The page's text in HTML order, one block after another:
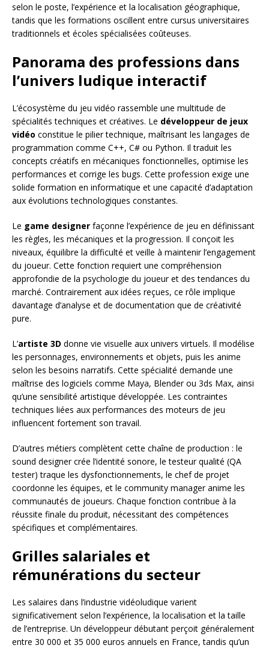
selon le poste, l’expérience et la localisation géographique,
tandis que les formations oscillent entre cursus universitaires
traditionnels et écoles spécialisées coûteuses.
Panorama des professions dans
l’univers ludique interactif
L’écosystème du jeu vidéo rassemble une multitude de
spécialités techniques et créatives. Le développeur de jeux
vidéo constitue le pilier technique, maîtrisant les langages de
programmation comme C++, C# ou Python. Il traduit les
concepts créatifs en mécaniques fonctionnelles, optimise les
performances et corrige les bugs. Cette profession exige une
solide formation en informatique et une capacité d’adaptation
aux évolutions technologiques constantes.
Le game designer façonne l’expérience de jeu en définissant
les règles, les mécaniques et la progression. Il conçoit les
niveaux, équilibre la difficulté et veille à maintenir l’engagement
du joueur. Cette fonction requiert une compréhension
approfondie de la psychologie du joueur et des tendances du
marché. Contrairement aux idées reçues, ce rôle implique
davantage d’analyse et de documentation que de créativité
pure.
L’artiste 3D donne vie visuelle aux univers virtuels. Il modélise
les personnages, environnements et objets, puis les anime
selon les besoins narratifs. Cette spécialité demande une
maîtrise des logiciels comme Maya, Blender ou 3ds Max, ainsi
qu’une sensibilité artistique développée. Les contraintes
techniques liées aux performances des moteurs de jeu
influencent fortement son travail.
D’autres métiers complètent cette chaîne de production : le
sound designer crée l’identité sonore, le testeur qualité (QA
tester) traque les dysfonctionnements, le chef de projet
coordonne les équipes, et le community manager anime les
communautés de joueurs. Chaque fonction contribue à la
réussite finale du produit, nécessitant des compétences
spécifiques et complémentaires.
Grilles salariales et
rémunérations du secteur
Les salaires dans l’industrie vidéoludique varient
significativement selon l’expérience, la localisation et la taille
de l’entreprise. Un développeur débutant perçoit généralement
entre 30 000 et 35 000 euros annuels en France, tandis qu’un